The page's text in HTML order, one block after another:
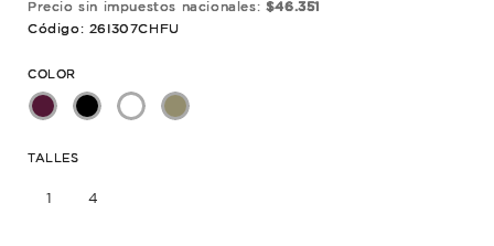
Precio sin impuestos nacionales: $46.351
Código: 26I307CHFU
COLOR
TALLES
1 4